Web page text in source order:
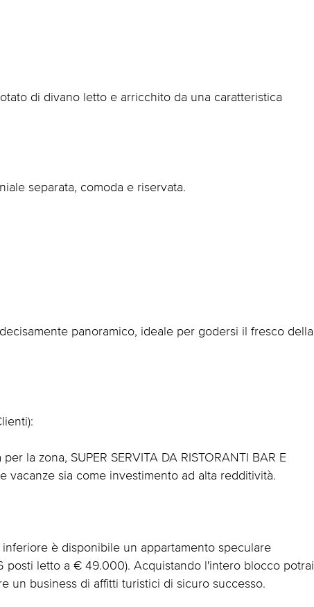
di divano letto e arricchito da una caratteristica
separata, comoda e riservata.
panoramico, ideale per godersi il fresco della
la zona, SUPER SERVITA DA RISTORANTI BAR E
vacanze sia come investimento ad alta redditività.
è disponibile un appartamento speculare
posti letto a € 49.000). Acquistando l'intero blocco potrai
un business di affitti turistici di sicuro successo.